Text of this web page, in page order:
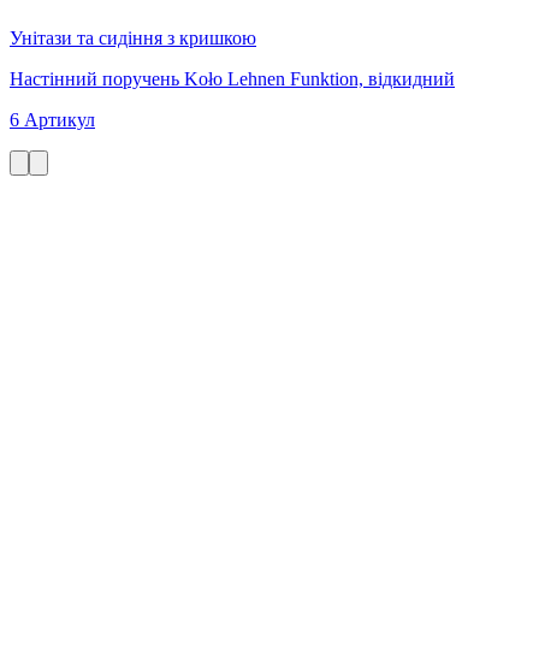
Унітази та сидіння з кришкою
Настінний поручень Koło Lehnen Funktion, відкидний
6 Артикул